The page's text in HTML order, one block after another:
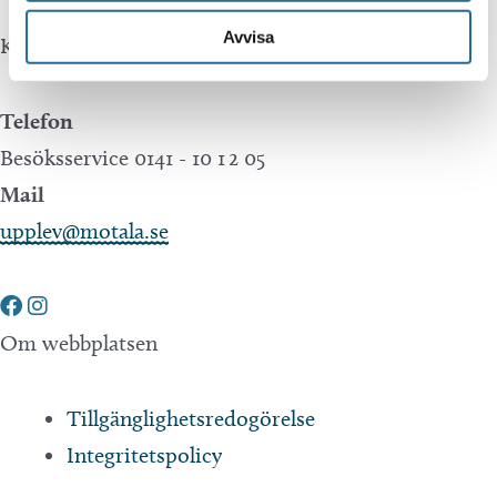
Avvisa
Kontakta oss
Telefon
Besöksservice 0141 - 10 1 2 05
Mail
upplev@motala.se
Om webbplatsen
Tillgänglighetsredogörelse
Integritetspolicy